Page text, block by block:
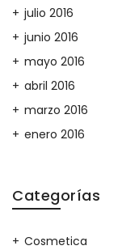
julio 2016
junio 2016
mayo 2016
abril 2016
marzo 2016
enero 2016
Categorías
Cosmetica